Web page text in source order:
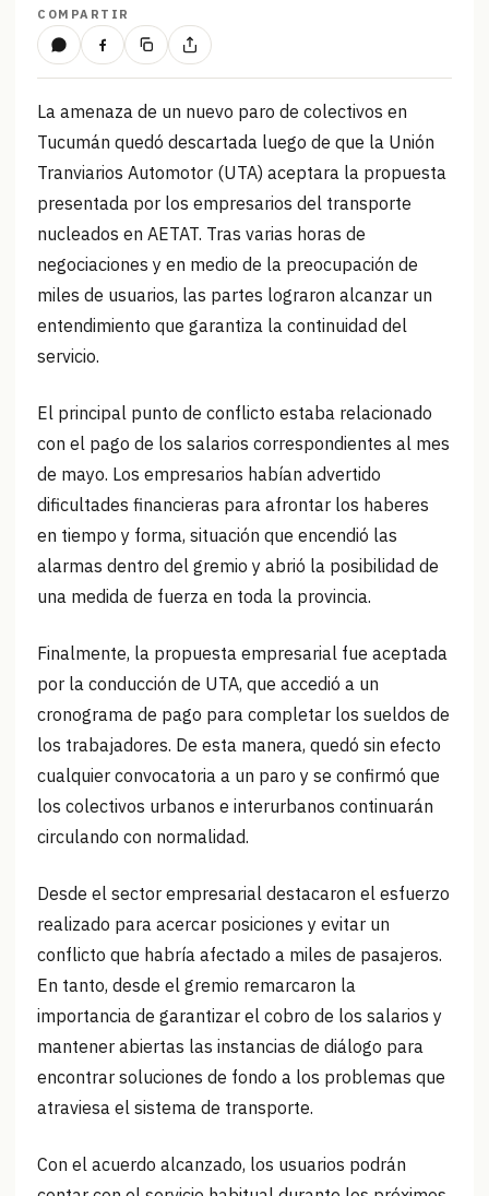
COMPARTIR
La amenaza de un nuevo paro de colectivos en
Tucumán quedó descartada luego de que la Unión
Tranviarios Automotor (UTA) aceptara la propuesta
presentada por los empresarios del transporte
nucleados en AETAT. Tras varias horas de
negociaciones y en medio de la preocupación de
miles de usuarios, las partes lograron alcanzar un
entendimiento que garantiza la continuidad del
servicio.
El principal punto de conflicto estaba relacionado
con el pago de los salarios correspondientes al mes
de mayo. Los empresarios habían advertido
dificultades financieras para afrontar los haberes
en tiempo y forma, situación que encendió las
alarmas dentro del gremio y abrió la posibilidad de
una medida de fuerza en toda la provincia.
Finalmente, la propuesta empresarial fue aceptada
por la conducción de UTA, que accedió a un
cronograma de pago para completar los sueldos de
los trabajadores. De esta manera, quedó sin efecto
cualquier convocatoria a un paro y se confirmó que
los colectivos urbanos e interurbanos continuarán
circulando con normalidad.
Desde el sector empresarial destacaron el esfuerzo
realizado para acercar posiciones y evitar un
conflicto que habría afectado a miles de pasajeros.
En tanto, desde el gremio remarcaron la
importancia de garantizar el cobro de los salarios y
mantener abiertas las instancias de diálogo para
encontrar soluciones de fondo a los problemas que
atraviesa el sistema de transporte.
Con el acuerdo alcanzado, los usuarios podrán